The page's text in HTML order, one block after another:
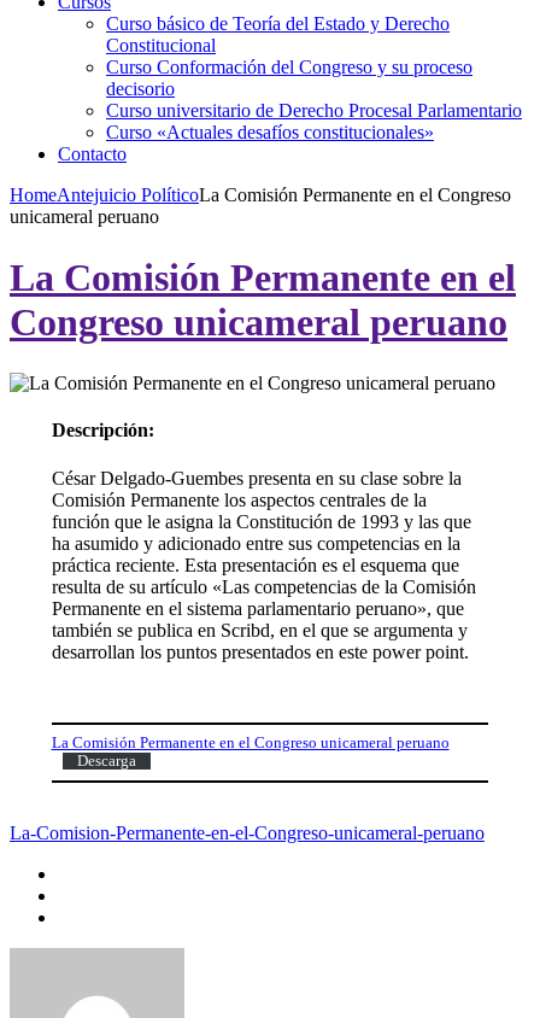
Curso básico de Teoría del Estado y Derecho
Constitucional
Curso Conformación del Congreso y su proceso
decisorio
Curso universitario de Derecho Procesal Parlamentario
Curso «Actuales desafíos constitucionales»
Contacto
HomeAntejuicio PolíticoLa Comisión Permanente en el Congreso
unicameral peruano
La Comisión Permanente en el
Congreso unicameral peruano
Descripción:
César Delgado-Guembes presenta en su clase sobre la
Comisión Permanente los aspectos centrales de la
función que le asigna la Constitución de 1993 y las que
ha asumido y adicionado entre sus competencias en la
práctica reciente. Esta presentación es el esquema que
resulta de su artículo «Las competencias de la Comisión
Permanente en el sistema parlamentario peruano», que
también se publica en Scribd, en el que se argumenta y
desarrollan los puntos presentados en este power point.
La Comisión Permanente en el Congreso unicameral peruano
Descarga
La-Comision-Permanente-en-el-Congreso-unicameral-peruano